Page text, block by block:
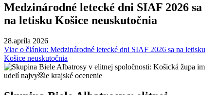
Medzinárodné letecké dni SIAF 2026 sa
na letisku Košice neuskutočnia
28.apríla 2026
Viac o článku: Medzinárodné letecké dni SIAF 2026 sa na letisku
Košice neuskutočnia